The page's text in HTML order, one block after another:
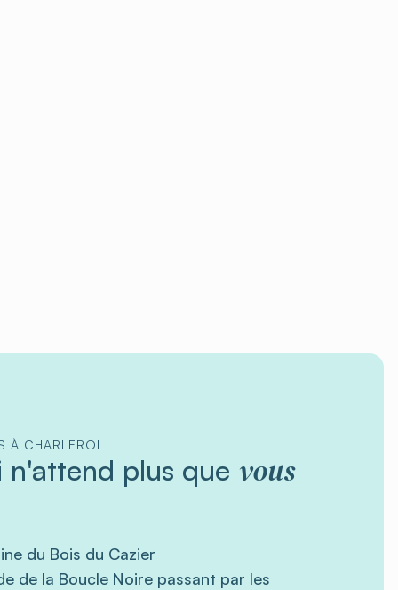
À CHARLEROI
n'attend plus que vous
du Bois du Cazier
de la Boucle Noire passant par les